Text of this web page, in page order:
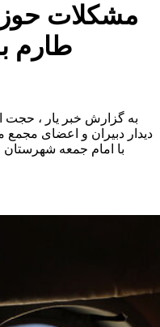
مشکلات
طارم
به گزارش خبر یار ، حجت
دیدار دبیران و اعضای
با امام جمعه شهرستان